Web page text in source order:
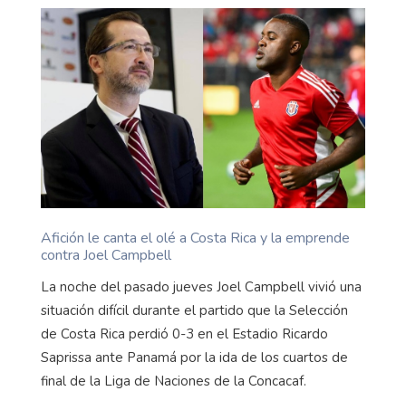
Afición le canta el olé a Costa Rica y la emprende
contra Joel Campbell
La noche del pasado jueves Joel Campbell vivió una
situación difícil durante el partido que la Selección
de Costa Rica perdió 0-3 en el Estadio Ricardo
Saprissa ante Panamá por la ida de los cuartos de
final de la Liga de Naciones de la Concacaf.